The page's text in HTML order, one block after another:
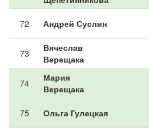
72 Андрей Суслин
73
Вячеслав
Верещака
74
Мария
Верещака
75 Ольга Гулецкая